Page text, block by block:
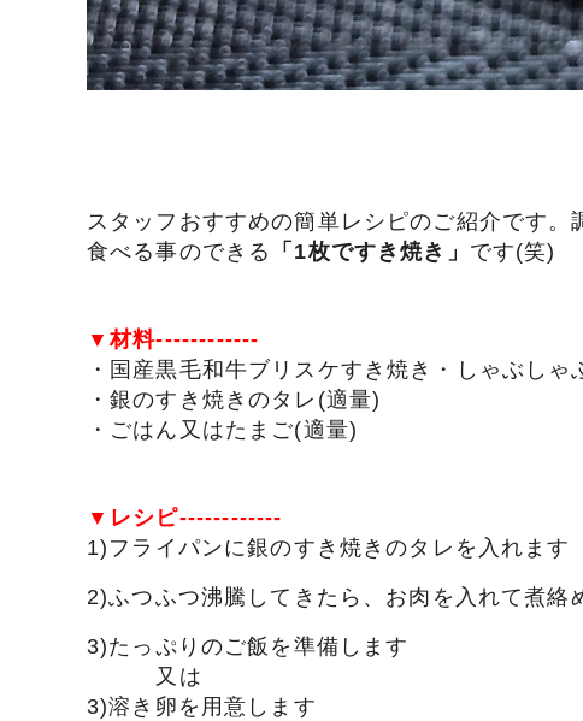
スタッフおすすめの簡単レシピのご紹介です。
食べる事のできる
「1枚ですき焼き」 です(笑)
▼材料------------
・国産黒毛和牛ブリスケすき焼き・しゃぶし
・銀のすき焼きのタレ(適量)
・ごはん又はたまご(適量)
▼レシピ------------
1)フライパンに銀のすき焼きのタレを入れます
2)ふつふつ沸騰してきたら、お肉を入れて煮絡
3)たっぷりのご飯を準備します
又は
3)溶き卵を用意します